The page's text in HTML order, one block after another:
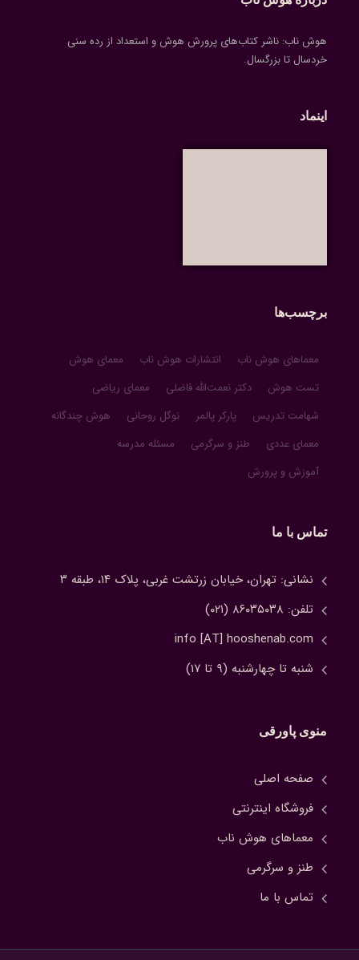
هوش ناب: ناشر کتاب‌های پرورش هوش و استعداد از رده سنی
خردسال تا بزرگسال.
اینماد
برچسب‌ها
معماهای هوش ناب انتشارات هوش ناب
معمای هوش
تست هوش
دکتر نعمت‌الله فاضلی
معمای ریاضی
شهامت تدریس
پارکر پالمر نوگل روحانی
هوش چندگانه
معمای عددی
طنز و سرگرمی
مسئله مدرسه
آموزش و پرورش
تماس با ما
نشانی: تهران، خیابان زرتشت غربی، پلاک ۱۴، طبقه ۳
تلفن: ۸۶۰۳۵۰۳۸ (۰۲۱)
info [AT] hooshenab.com
شنبه تا چهارشنبه (۹ تا ۱۷)
منوی پاورقی
صفحه اصلی
فروشگاه اینترنتی
معماهای هوش ناب
طنز و سرگرمی
تماس با ما